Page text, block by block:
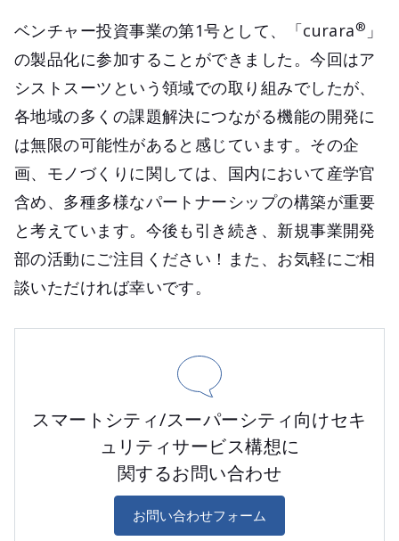
ベンチャー投資事業の第1号として、「curara® 」
の製品化に参加することができました。今回はア
シストスーツという領域での取り組みでしたが、
各地域の多くの課題解決につながる機能の開発に
は無限の可能性があると感じています。その企
画、モノづくりに関しては、国内において産学官
含め、多種多様なパートナーシップの構築が重要
と考えています。今後も引き続き、新規事業開発
部の活動にご注目ください！また、お気軽にご相
談いただければ幸いです。
スマートシティ/スーパーシティ向けセキ
ュリティサービス構想に
関するお問い合わせ
お問い合わせフォーム